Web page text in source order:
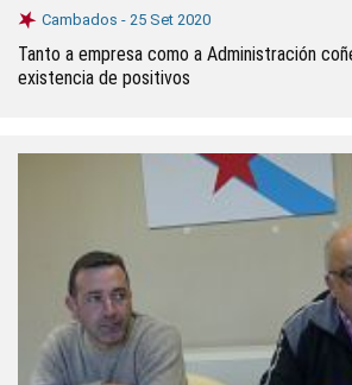
Cambados - 25 Set 2020
Tanto a empresa como a Administración
existencia de positivos